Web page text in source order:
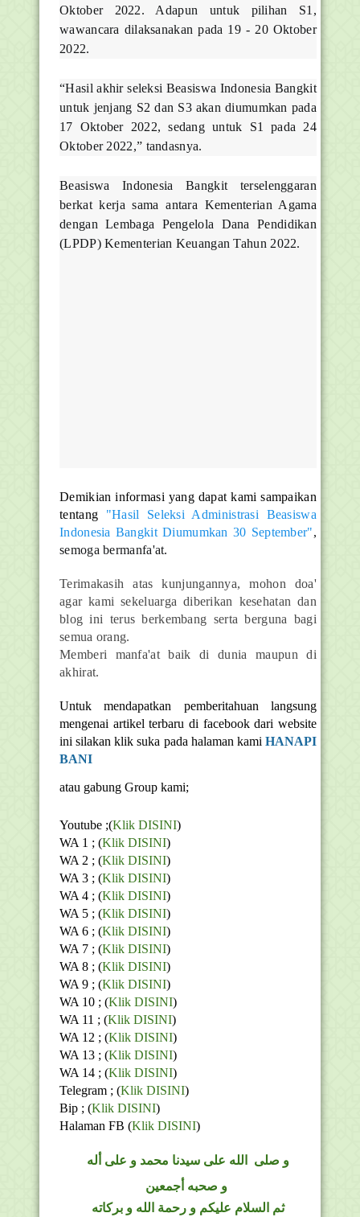
Oktober 2022. Adapun untuk pilihan S1,
wawancara dilaksanakan pada 19 - 20 Oktober
2022.
“Hasil akhir seleksi Beasiswa Indonesia Bangkit
untuk jenjang S2 dan S3 akan diumumkan pada
17 Oktober 2022, sedang untuk S1 pada 24
Oktober 2022,” tandasnya.
Beasiswa Indonesia Bangkit terselenggaran
berkat kerja sama antara Kementerian Agama
dengan Lembaga Pengelola Dana Pendidikan
(LPDP) Kementerian Keuangan Tahun 2022.
Demikian informasi yang dapat kami sampaikan
tentang
"Hasil Seleksi Administrasi Beasiswa
Indonesia Bangkit Diumumkan 30 September",
semoga bermanfa'at.
Terimakasih atas kunjungannya, mohon doa'
agar kami sekeluarga diberikan kesehatan dan
blog ini terus berkembang serta berguna bagi
semua orang.
Memberi manfa'at baik di dunia maupun di
akhirat.
Untuk mendapatkan pemberitahuan langsung
mengenai artikel terbaru di facebook dari website
ini silakan klik suka pada halaman kami HANAPI
BANI
atau gabung Group kami;
Youtube ;(Klik DISINI)
WA 1 ; (Klik DISINI)
WA 2 ; (Klik DISINI)
WA 3 ; (Klik DISINI)
WA 4 ; (Klik DISINI)
WA 5 ; (Klik DISINI)
WA 6 ; (Klik DISINI)
WA 7 ; (Klik DISINI)
WA 8 ; (Klik DISINI)
WA 9 ; (Klik DISINI)
WA 10 ; (Klik DISINI)
WA 11 ; (Klik DISINI)
WA 12 ; (Klik DISINI)
WA 13 ; (Klik DISINI)
WA 14 ; (Klik DISINI)
Telegram ; (Klik DISINI)
Bip ; (Klik DISINI)
Halaman FB (Klik DISINI)
و صلى الله على سيدنا محمد و على أله
و صحبه أجمعين
ثم السلام عليكم و رحمة الله و بركاته